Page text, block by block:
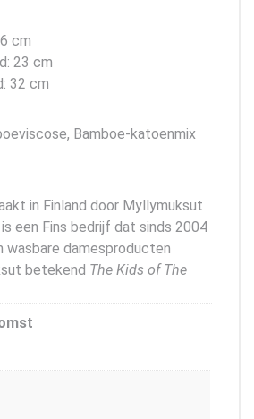
cm
23 cm
32 cm
Bamboe-katoenmix
in Finland door Myllymuksut
een Fins bedrijf dat sinds 2004
wasbare damesproducten
betekend The Kids of The